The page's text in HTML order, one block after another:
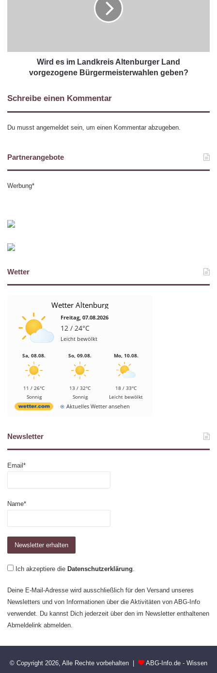
Wird es im Landkreis Altenburger Land
vorgezogene Bürgermeisterwahlen geben?
Schreibe einen Kommentar
Du musst angemeldet sein, um einen Kommentar abzugeben.
Partnerangebote
Werbung*
Wetter
Wetter Altenburg
Freitag, 07.08.2026
12 / 24°C
Leicht bewölkt
Sa, 08.08.
11 / 26°C
Sonnig
So, 09.08.
13 / 32°C
Sonnig
Mo, 10.08.
18 / 33°C
Leicht bewölkt
Aktuelles Wetter ansehen
Newsletter
Email*
Name*
Ich akzeptiere die Datenschutzerklärung.
Deine E-Mail-Adresse wird ausschließlich für den Versand unseres
Newsletters und von Informationen über die Aktivitäten von ABG-Info
verwendet. Du kannst Dich jederzeit über den im Newsletter enthaltenen
Abmeldelink abmelden.
© Copyright 2026, Alle Rechte vorbehalten | ABG-Info.de - Wissen